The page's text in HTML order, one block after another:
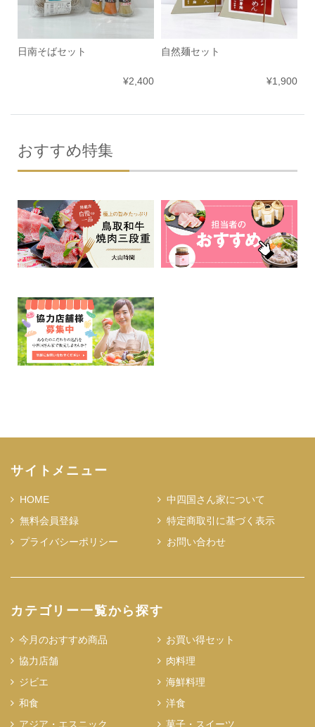
日南そばセット
¥2,400
自然麺セット
¥1,900
おすすめ特集
サイトメニュー
HOME
中四国さん家について
無料会員登録
特定商取引に基づく表示
プライバシーポリシー
お問い合わせ
カテゴリー一覧から探す
今月のおすすめ商品
お買い得セット
協力店舗
肉料理
ジビエ
海鮮料理
和食
洋食
アジア・エスニック
菓子・スイーツ